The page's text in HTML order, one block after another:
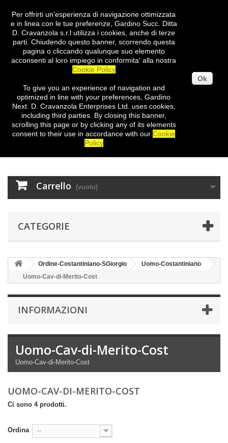
Carrello (vuoto)
CATEGORIE
Ordine-Costantiniano-SGiorgio
Uomo-Costantiniano
Uomo-Cav-di-Merito-Cost
INFORMAZIONI
Uomo-Cav-di-Merito-Cost
Uomo-Cav-di-Merito-Cost
UOMO-CAV-DI-MERITO-COST
Ci sono 4 prodotti.
Ordina --
Per offrirti un'esperienza di navigazione ottimizzata
e in linea con le tue preferenze, Gardino Succ. Ditta
D. Cravanzola s.r.l utilizza i cookies, anche di terze
parti. Chiudendo questo banner, scorrendo questa
pagina o cliccando qualunque suo elemento
acconsenti al loro impiego in conformita' alla nostra
Cookie Policy
To give you an experience of navigation and
optimized in line with your preferences Gardino
Next. D. Cravanzola Enterprises Ltd. uses cookies,
including third parties. By closing this banner,
scrolling this page or by clicking any of its elements
consent to their use in accordance with our Cookie
Policy
Ok